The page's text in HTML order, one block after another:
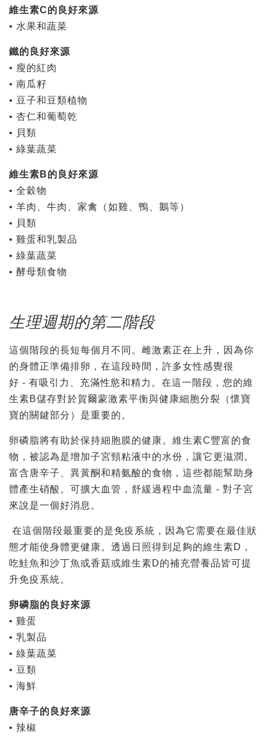
維生素C的良好來源
• 水果和蔬菜
鐵的良好來源
• 瘦的紅肉
• 南瓜籽
• 豆子和豆類植物
• 杏仁和葡萄乾
• 貝類
• 綠葉蔬菜
維生素B的良好來源
• 全穀物
• 羊肉、牛肉、家禽（如雞、鴨、鵝等）
• 貝類
• 雞蛋和乳製品
• 綠葉蔬菜
• 酵母類食物
生理週期的第二階段
這個階段的長短每個月不同。雌激素正在上升，因為你
的身體正準備排卵，在這段時間，許多女性感覺很
好 - 有吸引力、充滿性慾和精力。在這一階段，您的維
生素B儲存對於賀爾蒙激素平衡與健康細胞分裂（懷寶
寶的關鍵部分）是重要的。
卵磷脂將有助於保持細胞膜的健康。維生素C豐富的食
物，被認為是增加子宮頸粘液中的水份，讓它更滋潤。
富含唐辛子、異黃酮和精氨酸的食物，這些都能幫助身
體產生硝酸。可擴大血管，舒緩過程中血流量 - 對子宮
來說是一個好消息。
在這個階段最重要的是免疫系統，因為它需要在最佳狀
態才能使身體更健康。透過日照得到足夠的維生素D，
吃鮭魚和沙丁魚或香菇或維生素D的補充營養品皆可提
升免疫系統。
卵磷脂的良好來源
• 雞蛋
• 乳製品
• 綠葉蔬菜
• 豆類
• 海鮮
唐辛子的良好來源
• 辣椒